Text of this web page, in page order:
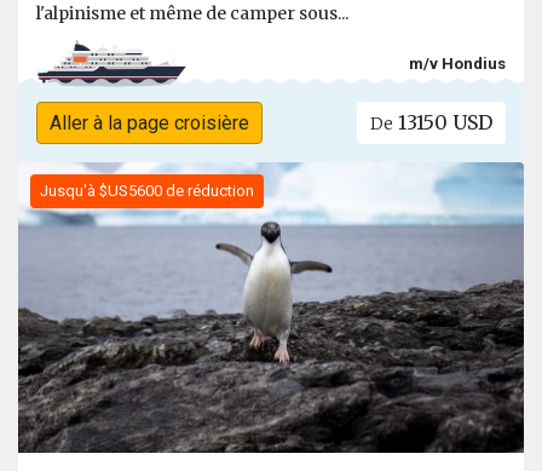
l'alpinisme et même de camper sous...
m/v Hondius
Aller à la page croisière De 13150 USD
Jusqu'à $US5600 de réduction